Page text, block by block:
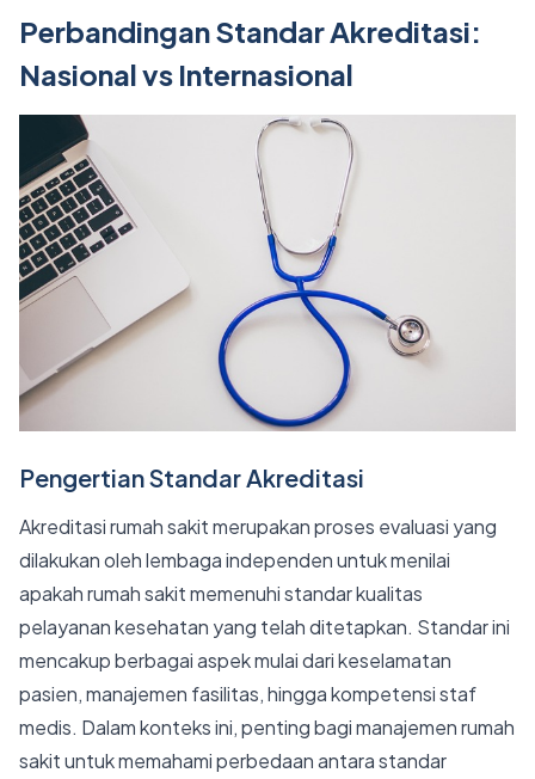
Perbandingan Standar Akreditasi:
Nasional vs Internasional
Pengertian Standar Akreditasi
Akreditasi rumah sakit merupakan proses evaluasi yang
dilakukan oleh lembaga independen untuk menilai
apakah rumah sakit memenuhi standar kualitas
pelayanan kesehatan yang telah ditetapkan. Standar ini
mencakup berbagai aspek mulai dari keselamatan
pasien, manajemen fasilitas, hingga kompetensi staf
medis. Dalam konteks ini, penting bagi manajemen rumah
sakit untuk memahami perbedaan antara standar